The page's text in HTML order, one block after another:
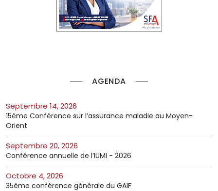
AGENDA
septembre 14, 2026
15ème Conférence sur l’assurance maladie au Moyen-
Orient
septembre 20, 2026
Conférence annuelle de l’IUMI - 2026
octobre 4, 2026
35ème conférence générale du GAIF